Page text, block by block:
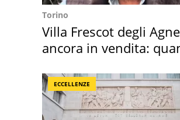
Torino
Villa Frescot degli
ancora in vendita:
ECCELLENZE